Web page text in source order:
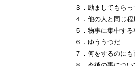
３．励ましてもら
４．他の人と同じ
５．物事に集中す
６．ゆううつだ
７．何をするのに